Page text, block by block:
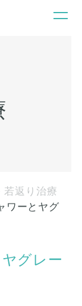
若返り治療
ワーとヤグ
グレー